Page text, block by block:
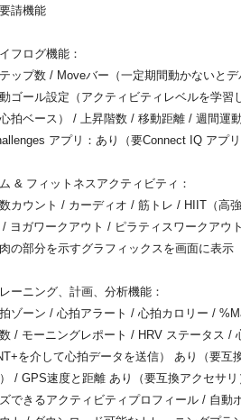
請機能
フログ機能：
ップ数 / Moveバー（一定期間動かないと
ゴール設定（アクティビティレベルを学
心拍ベース） / 上昇階数 / 移動距離 / 週間運
アプリ：あり（要Connect IQ アプリ
& フィットネスアクティビティ：
カウント / カーディオ / 筋トレ / HIIT（高
/ ヨガワークアウト / ピラティスワークアウ
の部分を示すグラフィックスを画面に表示
レーニング、計画、分析機能：
ゾーン / 心拍アラート / 心拍カロリー /
/ モーニングレポート / HRV ステータス /
を介して心拍データを送信） あり（要互
/ GPS速度と距離 あり（要互換アクセサ
できるアクティビティプロフィール / 自動